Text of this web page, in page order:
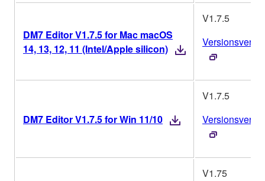
DM7 Editor V1.7.5 for Mac macOS
14, 13, 12, 11 (Intel/Apple silicon)
V1.7.5
DM7 Editor V1.7.5 for Win 11/10
V1.7.5
V1.75